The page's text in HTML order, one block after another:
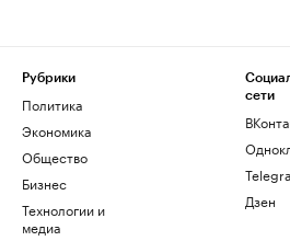
Рубрики
Политика
Экономика
Общество
Бизнес
Технологии и
медиа
сети
Дзен